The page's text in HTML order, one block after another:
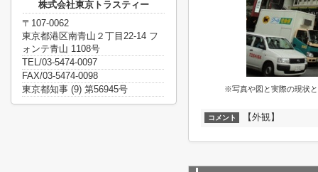
※写真や図と実際の現状
コメント 【外観】
株式会社東京トラスティー
〒107-0062
東京都港区南青山２丁目22-14 フ
ォンテ青山 1108号
TEL/03-5474-0097
FAX/03-5474-0098
東京都知事 (9) 第56945号